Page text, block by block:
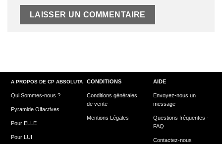
A PROPOS DE CP ABSOLUTA
Qui Sommes-nous ?
Pyramide Olfactives
Pour ELLE
Pour LUI
CONDITIONS
Conditions générales
de vente
Mentions Légales
AIDE
Envoyez-nous un
message
Questions fréquentes -
FAQ
Contactez-nous